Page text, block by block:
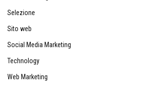
Selezione
Sito web
Social Media Marketing
Technology
Web Marketing